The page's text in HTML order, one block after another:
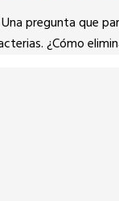
pregunta que
¿Cómo